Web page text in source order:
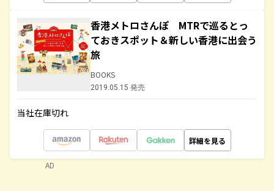
香港メトロさんぽ MTRで巡るとっ
ておきスポット＆新しい香港に出会う
旅
BOOKS
2019.05.15 発売
当社在庫切れ
詳細を見る
AD